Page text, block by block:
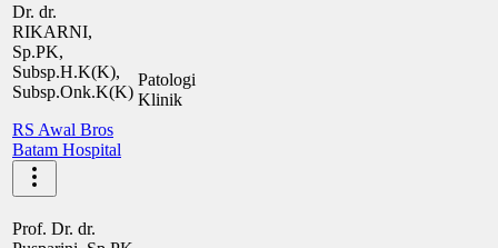
Dr. dr.
RIKARNI,
Sp.PK,
Subsp.H.K(K),
Subsp.Onk.K(K)
RS Awal Bros
Batam Hospital
Patologi
Klinik
Prof. Dr. dr.